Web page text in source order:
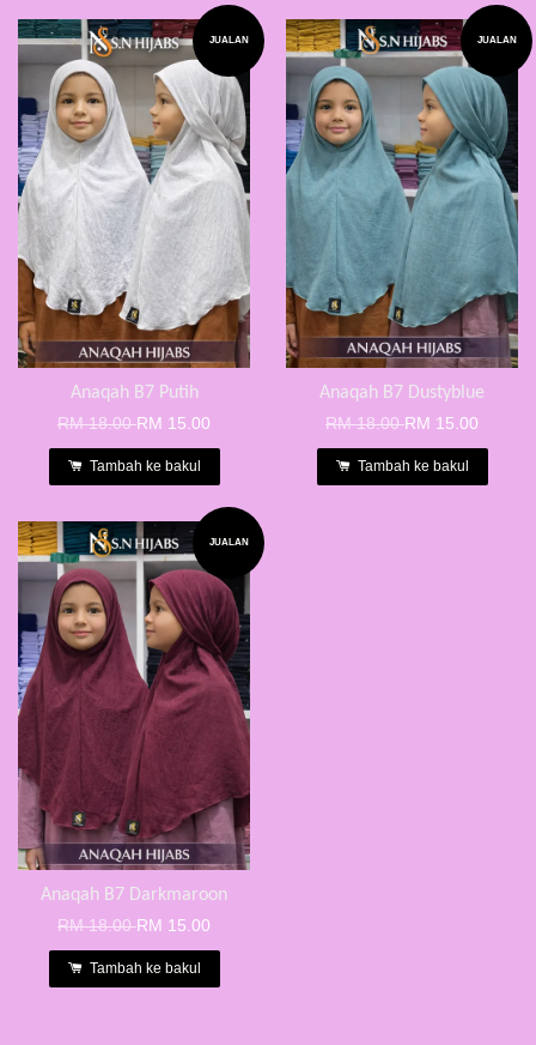
JUALAN
Anaqah B7 Putih
RM 18.00RM 15.00
Tambah ke bakul
JUALAN
Anaqah B7 Dustyblue
RM 18.00RM 15.00
Tambah ke bakul
JUALAN
Anaqah B7 Darkmaroon
RM 18.00RM 15.00
Tambah ke bakul